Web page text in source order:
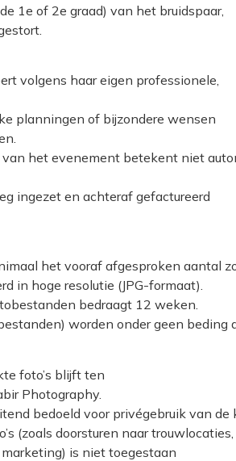
1e of 2e graad) van het bruidspaar,
volgens haar eigen professionele,
planningen of bijzondere wensen
het evenement betekent niet
ingezet en achteraf gefactureerd
het vooraf afgesproken aantal
in hoge resolutie (JPG-formaat).
bedraagt 12 weken.
worden onder geen beding
foto’s blijft ten
Photography.
bedoeld voor privégebruik van de
(zoals doorsturen naar
is niet toegestaan